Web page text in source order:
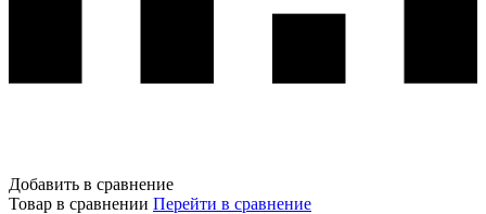
Добавить в сравнение
Товар в сравнении Перейти в сравнение